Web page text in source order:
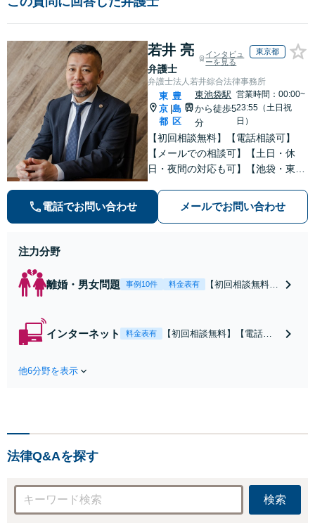
若井 亮
弁護士
インタビュ
ーを見る
東京都
弁護士法人若井綜合法律事務所
東
京
都
|
豊
島
区
東池袋駅
から徒歩5
分
営業時間：00:00~
23:55（土日祝
日）
【初回相談無料】【電話相談可】
【メールでの相談可】【土日・休
日・夜間の対応も可】【池袋・東池
トラブル・刑事事件を中心に「個
人」の方からのご相談・ご依頼を幅
電話でお問い合わせ メールでお問い合わせ
注力分野
離婚・男女問題 事例10件 料金表有
【初回相談無料】
【池袋・東池袋2
インターネット 料金表有
【初回相談無料】【電話相
応します！即日対応可能。
他6分野を表示
法律Q&Aを探す
検索